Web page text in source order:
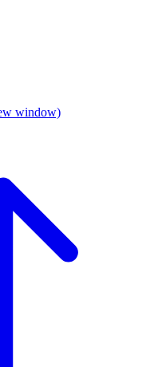
window)